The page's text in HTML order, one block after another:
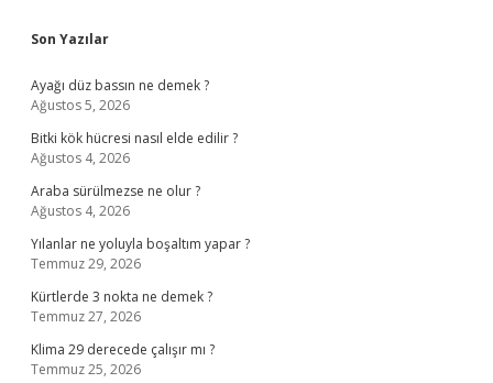
Sidebar
Son Yazılar
Ayağı düz bassın ne demek ?
Ağustos 5, 2026
Bitki kök hücresi nasıl elde edilir ?
Ağustos 4, 2026
Araba sürülmezse ne olur ?
Ağustos 4, 2026
Yılanlar ne yoluyla boşaltım yapar ?
Temmuz 29, 2026
Kürtlerde 3 nokta ne demek ?
Temmuz 27, 2026
Klima 29 derecede çalışır mı ?
Temmuz 25, 2026